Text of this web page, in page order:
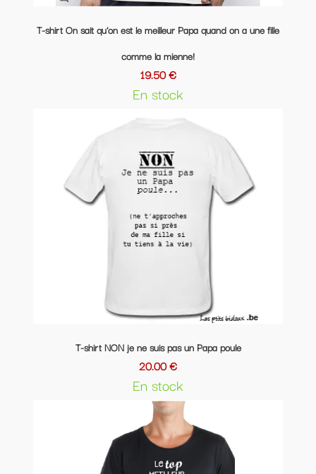
T-shirt On sait qu'on est le meilleur Papa quand on a une fille
comme la mienne!
19.50 €
En stock
T-shirt NON je ne suis pas un Papa poule
20.00 €
En stock